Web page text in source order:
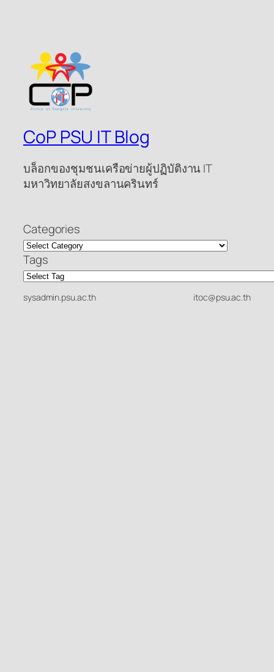
CoP PSU IT Blog
บล็อกของชุมชนเครือข่ายผู้ปฏิบัติงาน IT
มหาวิทยาลัยสงขลานครินทร์
Categories
Tags
sysadmin.psu.ac.th itoc@psu.ac.th